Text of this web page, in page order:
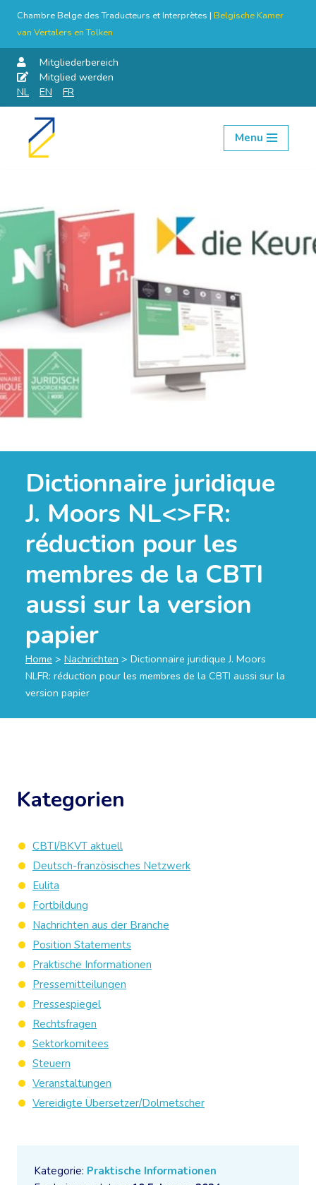
Chambre Belge des Traducteurs et Interprètes | Belgische Kamer
van Vertalers en Tolken
Mitgliederbereich
Mitglied werden
NL
EN FR
Skip
Menu
Dictionnaire juridique
J. Moors NL<>FR:
réduction pour les
membres de la CBTI
aussi sur la version
papier
Home > Nachrichten > Dictionnaire juridique J. Moors
NLFR: réduction pour les membres de la CBTI aussi sur la
version papier
Kategorie: Praktische Informationen
Kategorien
CBTI/BKVT aktuell
Deutsch-französisches Netzwerk
Eulita
Fortbildung
Nachrichten aus der Branche
Position Statements
Praktische Informationen
Pressemitteilungen
Pressespiegel
Rechtsfragen
Sektorkomitees
Steuern
Veranstaltungen
Vereidigte Übersetzer/Dolmetscher